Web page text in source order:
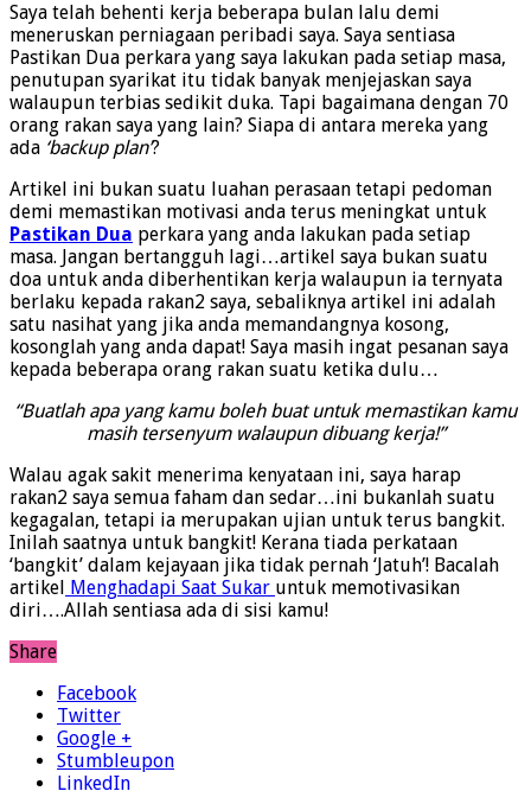
Saya telah behenti kerja beberapa bulan lalu demi
meneruskan perniagaan peribadi saya. Saya sentiasa
Pastikan Dua perkara yang saya lakukan pada setiap masa,
penutupan syarikat itu tidak banyak menjejaskan saya
walaupun terbias sedikit duka. Tapi bagaimana dengan 70
orang rakan saya yang lain? Siapa di antara mereka yang
ada ‘backup plan’?
Artikel ini bukan suatu luahan perasaan tetapi pedoman
demi memastikan motivasi anda terus meningkat untuk
Pastikan Dua perkara yang anda lakukan pada setiap
masa. Jangan bertangguh lagi…artikel saya bukan suatu
doa untuk anda diberhentikan kerja walaupun ia ternyata
berlaku kepada rakan2 saya, sebaliknya artikel ini adalah
satu nasihat yang jika anda memandangnya kosong,
kosonglah yang anda dapat! Saya masih ingat pesanan saya
kepada beberapa orang rakan suatu ketika dulu…
“Buatlah apa yang kamu boleh buat untuk memastikan kamu
masih tersenyum walaupun dibuang kerja!”
Walau agak sakit menerima kenyataan ini, saya harap
rakan2 saya semua faham dan sedar…ini bukanlah suatu
kegagalan, tetapi ia merupakan ujian untuk terus bangkit.
Inilah saatnya untuk bangkit! Kerana tiada perkataan
‘bangkit’ dalam kejayaan jika tidak pernah ‘Jatuh’! Bacalah
artikel
Menghadapi Saat Sukar untuk memotivasikan
diri….Allah sentiasa ada di sisi kamu!
Share
Facebook
Twitter
Google +
Stumbleupon
LinkedIn